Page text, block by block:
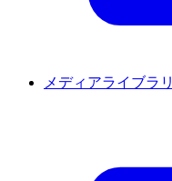
メディアライブラリ